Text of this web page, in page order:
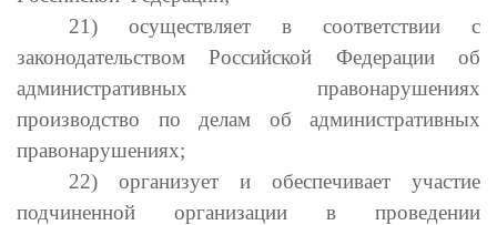
21) осуществляет в соответствии с
законодательством Российской Федерации об
административных правонарушениях
производство по делам об административных
правонарушениях;
22) организует и обеспечивает участие
подчиненной организации в проведении